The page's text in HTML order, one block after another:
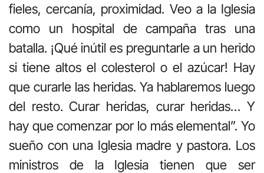
fieles, cercanía, proximidad. Veo a la Iglesia
como un hospital de campaña tras una
batalla. ¡Qué inútil es preguntarle a un herido
si tiene altos el colesterol o el azúcar! Hay
que curarle las heridas. Ya hablaremos luego
del resto. Curar heridas, curar heridas… Y
hay que comenzar por lo más elemental”. Yo
sueño con una Iglesia madre y pastora. Los
ministros de la Iglesia tienen que ser